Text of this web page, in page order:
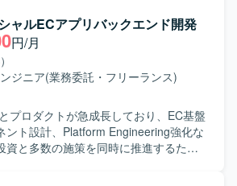
人物像】 生成AIや機
ドに強い関心を持ち、自ら積極的にAI
ら開発プロセスを改善していける方を
い開発スタイルに前向きに取り組み、
誤ができる方が望ましいです。 【ポ
成AIツールを最大限活用し、AIとの協
スタイルを実践できるポジションで
で一連の工程に関わりながら、LLMや
活用ノウハウを蓄積していくことがで
ャルECアプリバックエンド開発
円/月
ジニア(業務委託・フリーランス)
プロダクトが急成長しており、EC基盤
ント設計、Platform Engineering強化な
資と多数の施策を同時に推進するた